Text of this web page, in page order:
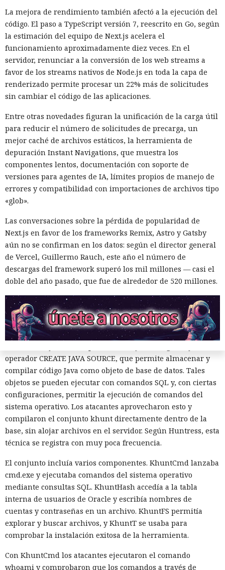
La mejora de rendimiento también afectó a la ejecución del
código. El paso a TypeScript versión 7, reescrito en Go, según
la estimación del equipo de Next.js acelera el
funcionamiento aproximadamente diez veces. En el
servidor, renunciar a la conversión de los web streams a
favor de los streams nativos de Node.js en toda la capa de
renderizado permite procesar un 22% más de solicitudes
sin cambiar el código de las aplicaciones.
Entre otras novedades figuran la unificación de la carga útil
para reducir el número de solicitudes de precarga, un
mejor caché de archivos estáticos, la herramienta de
depuración Instant Navigations, que muestra los
componentes lentos, documentación con soporte de
versiones para agentes de IA, límites propios de manejo de
errores y compatibilidad con importaciones de archivos tipo
«glob».
Las conversaciones sobre la pérdida de popularidad de
Next.js en favor de los frameworks Remix, Astro y Gatsby
aún no se confirman en los datos: según el director general
de Vercel, Guillermo Rauch, este año el número de
descargas del framework superó los mil millones — casi el
doble del año pasado, que fue de alrededor de 520 millones.
Las bases de datos suelen percibirse como un almacén de
información, no como una herramienta para el hacking,
pero los atacantes encontraron la forma de convertir Oracle
Database en una plataforma de ataque. La empresa
Huntressdetectó un casoen el que los piratas informáticos
instalaron el conjunto de herramientas de postexplotación
khunt directamente dentro de la base de datos Oracle, que
se utilizó para acceder a la red corporativa.
El incidente se registró el 27 de julio de este año, cuando la
plataforma Huntress detectó el robo de credenciales en un
servidor con Oracle. Los registros de Apache mostraron que
el acceso se obtuvo a través de una función de búsqueda
vulnerable de una aplicación Java pública en Apache
Tomcat. La función de autocompletar en la búsqueda no
comandos SQL directamente a la base. Las solicitudes
maliciosas se rastrearon hasta la dirección IP
178.162.151[.]229.
operador CREATE JAVA SOURCE, que permite almacenar y
compilar código Java como objeto de base de datos. Tales
objetos se pueden ejecutar con comandos SQL y, con ciertas
configuraciones, permitir la ejecución de comandos del
sistema operativo. Los atacantes aprovecharon esto y
compilaron el conjunto khunt directamente dentro de la
base, sin alojar archivos en el servidor. Según Huntress, esta
técnica se registra con muy poca frecuencia.
El conjunto incluía varios componentes. KhuntCmd lanzaba
cmd.exe y ejecutaba comandos del sistema operativo
mediante consultas SQL. KhuntHash accedía a la tabla
interna de usuarios de Oracle y escribía nombres de
cuentas y contraseñas en un archivo. KhuntFS permitía
explorar y buscar archivos, y KhuntT se usaba para
comprobar la instalación exitosa de la herramienta.
Con KhuntCmd los atacantes ejecutaron el comando
whoami y comprobaron que los comandos a través de